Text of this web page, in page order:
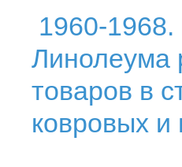
1960-
Линолеума
товаров в
ковровых и